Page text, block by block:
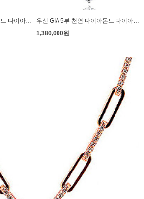
우신 GIA 5부 천연 다이아몬드 다이아 목걸이 프로포즈 블란체
우신 GIA 5부 천연 다이아몬드 다이아 목걸이 프로포즈 양장 리브
1,380,000원